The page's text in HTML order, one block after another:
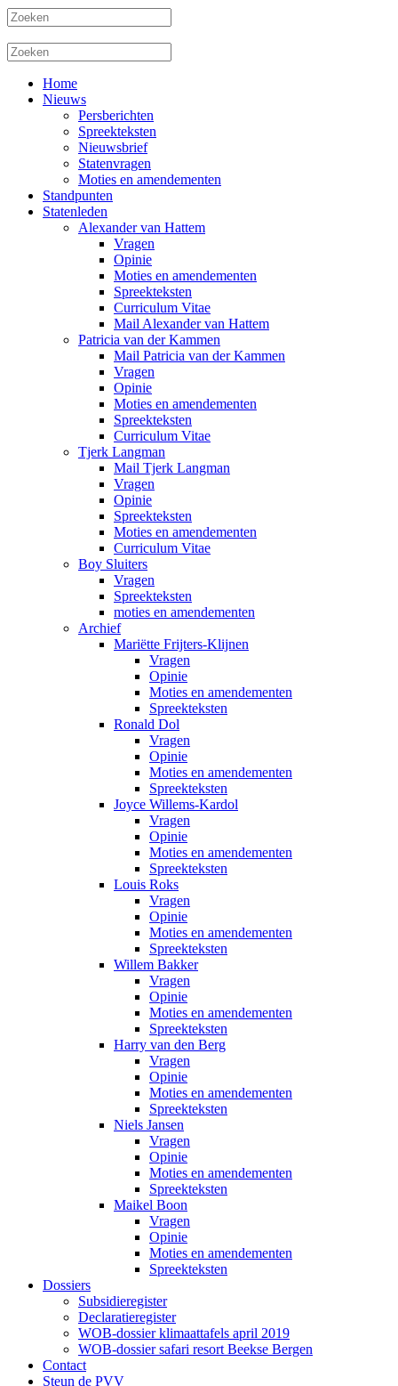
Home
Nieuws
Persberichten
Spreekteksten
Nieuwsbrief
Statenvragen
Moties en amendementen
Standpunten
Statenleden
Alexander van Hattem
Vragen
Opinie
Moties en amendementen
Spreekteksten
Curriculum Vitae
Mail Alexander van Hattem
Patricia van der Kammen
Mail Patricia van der Kammen
Vragen
Opinie
Moties en amendementen
Spreekteksten
Curriculum Vitae
Tjerk Langman
Mail Tjerk Langman
Vragen
Opinie
Spreekteksten
Moties en amendementen
Curriculum Vitae
Boy Sluiters
Vragen
Spreekteksten
moties en amendementen
Archief
Mariëtte Frijters-Klijnen
Vragen
Opinie
Moties en amendementen
Spreekteksten
Ronald Dol
Vragen
Opinie
Moties en amendementen
Spreekteksten
Joyce Willems-Kardol
Vragen
Opinie
Moties en amendementen
Spreekteksten
Louis Roks
Vragen
Opinie
Moties en amendementen
Spreekteksten
Willem Bakker
Vragen
Opinie
Moties en amendementen
Spreekteksten
Harry van den Berg
Vragen
Opinie
Moties en amendementen
Spreekteksten
Niels Jansen
Vragen
Opinie
Moties en amendementen
Spreekteksten
Maikel Boon
Vragen
Opinie
Moties en amendementen
Spreekteksten
Dossiers
Subsidieregister
Declaratieregister
WOB-dossier klimaattafels april 2019
WOB-dossier safari resort Beekse Bergen
Contact
Steun de PVV